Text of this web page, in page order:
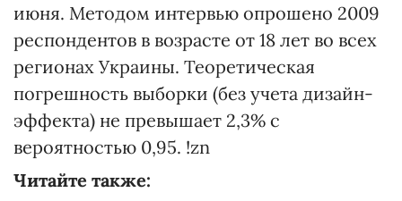
июня. Методом интервью опрошено 2009
респондентов в возрасте от 18 лет во всех
регионах Украины. Теоретическая
погрешность выборки (без учета дизайн-
эффекта) не превышает 2,3% с
вероятностью 0,95. !zn
Читайте также: